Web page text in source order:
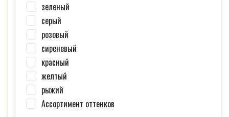
зеленый
серый
розовый
сиреневый
красный
желтый
рыжий
Ассортимент оттенков